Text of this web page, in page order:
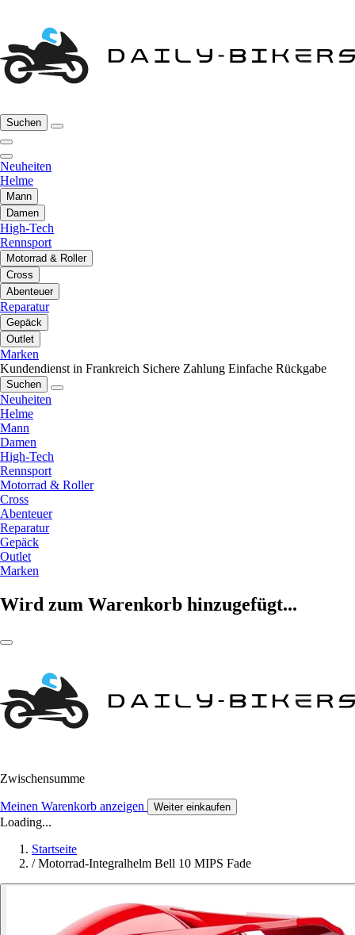
Suchen
Neuheiten
Helme
Mann
Damen
High-Tech
Rennsport
Motorrad & Roller
Cross
Abenteuer
Reparatur
Gepäck
Outlet
Marken
Kundendienst in Frankreich Sichere Zahlung Einfache Rückgabe
Suchen
Neuheiten
Helme
Mann
Damen
High-Tech
Rennsport
Motorrad & Roller
Cross
Abenteuer
Reparatur
Gepäck
Outlet
Marken
Wird zum Warenkorb hinzugefügt...
Zwischensumme
Meinen Warenkorb anzeigen Weiter einkaufen
Loading...
Startseite
/ Motorrad-Integralhelm Bell 10 MIPS Fade